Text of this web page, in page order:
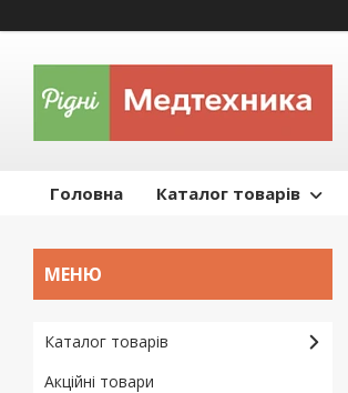
Головна Каталог товарів
Каталог товарів
Акційні товари